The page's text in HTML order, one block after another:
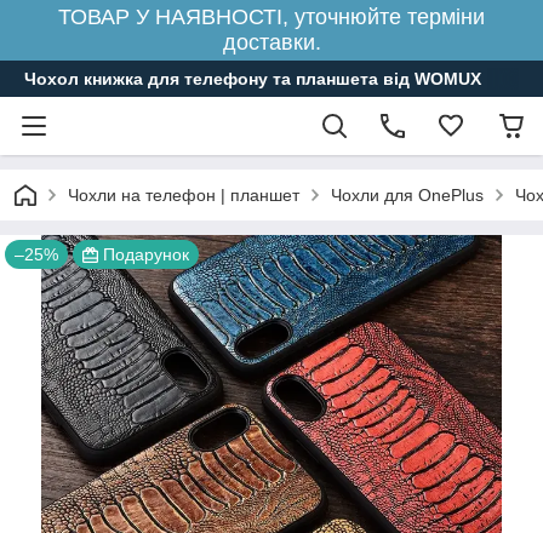
ТОВАР У НАЯВНОСТІ, уточнюйте терміни
доставки.
Чохол книжка для телефону та планшета від WOMUX
Чохли на телефон | планшет Чохли для OnePlus
–25% Подарунок